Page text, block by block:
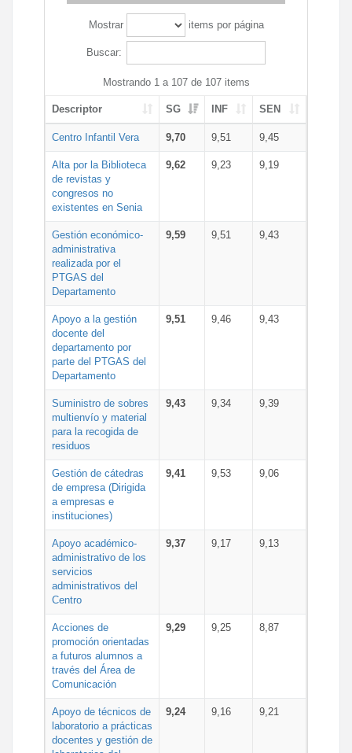
Mostrar items por página
Buscar:
Mostrando 1 a 107 de 107 items
Descriptor SG INF SEN
Centro Infantil Vera 9,70 9,51 9,45
Alta por la Biblioteca
de revistas y
congresos no
existentes en Senia
9,62 9,23 9,19
Gestión económico-
administrativa
realizada por el
PTGAS del
Departamento
9,59 9,51 9,43
Apoyo a la gestión
docente del
departamento por
parte del PTGAS del
Departamento
9,51 9,46 9,43
Suministro de sobres
multienvío y material
para la recogida de
residuos
9,43 9,34 9,39
Gestión de cátedras
de empresa (Dirigida
a empresas e
instituciones)
9,41 9,53 9,06
Apoyo académico-
administrativo de los
servicios
administrativos del
Centro
9,37 9,17 9,13
Acciones de
promoción orientadas
a futuros alumnos a
través del Área de
Comunicación
9,29 9,25 8,87
Apoyo de técnicos de
laboratorio a prácticas
docentes y gestión de
9,24 9,16 9,21